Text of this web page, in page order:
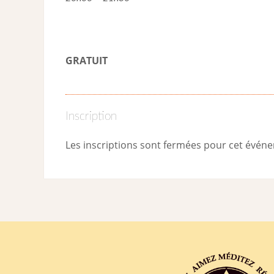
GRATUIT
Inscription
Les inscriptions sont fermées pour cet